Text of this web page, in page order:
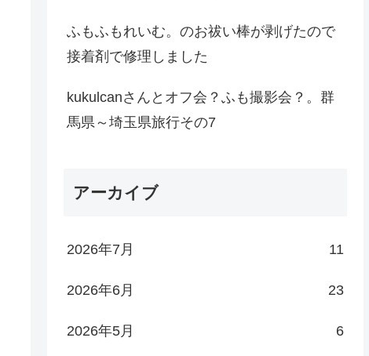
ふもふもれいむ。のお祓い棒が剥げたので
接着剤で修理しました
kukulcanさんとオフ会？ふも撮影会？。群
馬県～埼玉県旅行その7
アーカイブ
2026年7月 11
2026年6月 23
2026年5月 6